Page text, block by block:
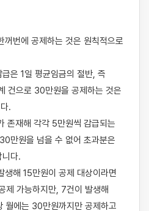
번에 공제하는 것은 원칙적으로
은 1일 평균임금의 절반, 즉
건으로 30만원을 공제하는 것은
.
존재해 각각 5만원씩 감급되는
만원을 넘을 수 없어 초과분은
니다.
해 15만원이 공제 대상이라면
제 가능하지만, 7건이 발생해
월에는 30만원까지만 공제하고